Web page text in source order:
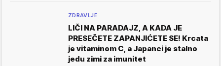
ZDRAVLJE
LIČI NA PARADAJZ, A KADA JE
PRESEČETE ZAPANJIĆETE SE! Krcata
je vitaminom C, a Japanci je stalno
jedu zimi za imunitet